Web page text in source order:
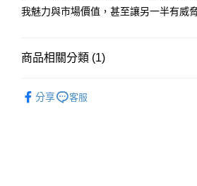
離島宅配
海外叢書運費
數位商品海外免運
我魅力與市場價值，甚至讓另一半有威
商品相關分類 (1)
分享
客服